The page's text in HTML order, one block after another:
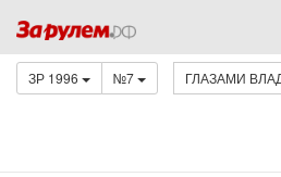
ЗР 1996 №7 ГЛАЗАМИ